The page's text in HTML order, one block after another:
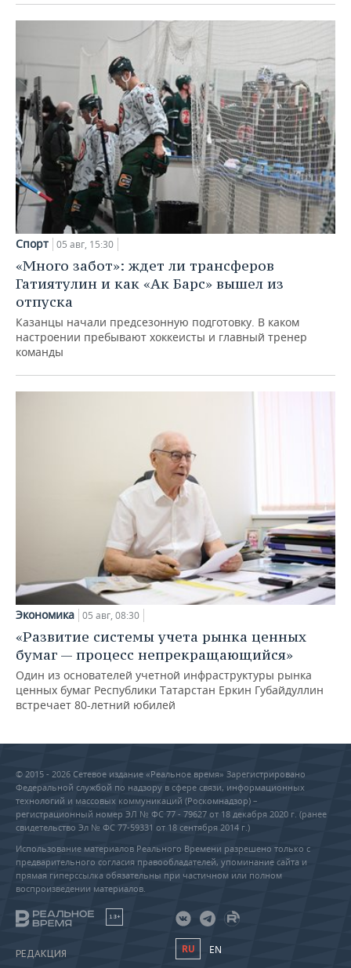
Спорт 05 авг, 15:30
«Много забот»: ждет ли трансферов
Гатиятулин и как «Ак Барс» вышел из
отпуска
Казанцы начали предсезонную подготовку. В каком
настроении пребывают хоккеисты и главный тренер
команды
Экономика 05 авг, 08:30
«Развитие системы учета рынка ценных
бумаг — процесс непрекращающийся»
Один из основателей учетной инфраструктуры рынка
ценных бумаг Республики Татарстан Еркин Губайдуллин
встречает 80-летний юбилей
© 2015 - 2026 Сетевое издание «Реальное время» Зарегистрировано
Федеральной службой по надзору в сфере связи, информационных
технологий и массовых коммуникаций (Роскомнадзор) –
регистрационный номер ЭЛ № ФС 77 - 79627 от 18 декабря 2020 г. (ранее
свидетельство Эл № ФС 77-59331 от 18 сентября 2014 г.)
Использование материалов Реального Времени разрешено только с
предварительного согласия правообладателей, упоминание сайта и
прямая гиперссылка обязательны при частичном или полном
воспроизведении материалов.
18+
РЕДАКЦИЯ
RU EN